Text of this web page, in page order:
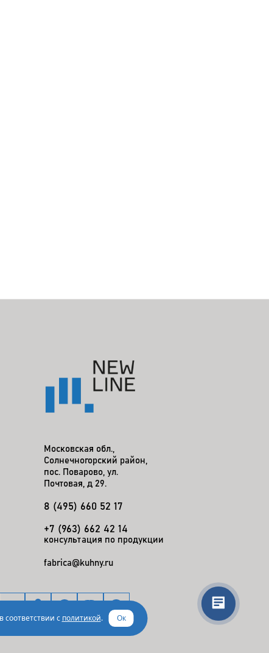
Московская обл.,
Солнечногорский район,
пос. Поварово, ул.
Почтовая, д 29.
8 (495) 660 52 17
+7 (963) 662 42 14
консультация по продукции
fabrica@kuhny.ru
соответствии с политикой. Ок